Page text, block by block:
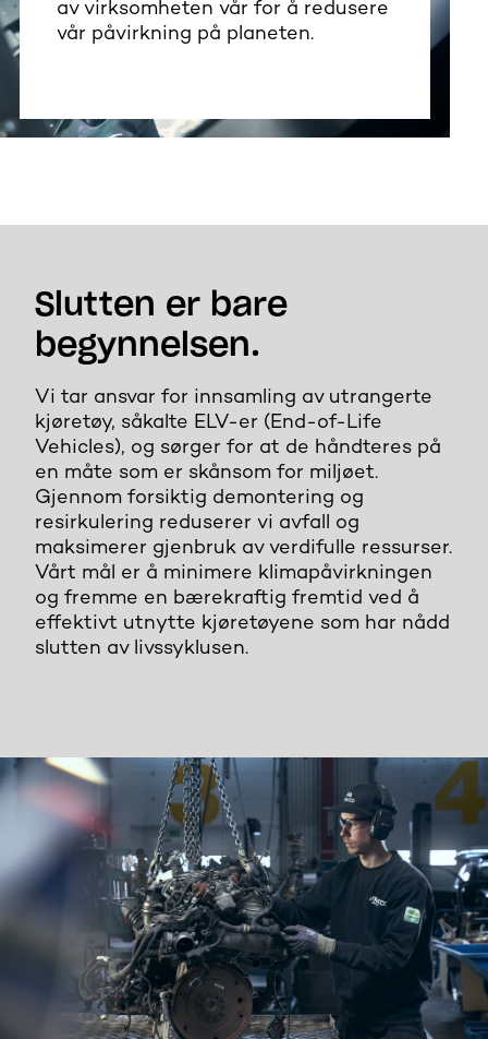
av virksomheten vår for å redusere
vår påvirkning på planeten.
Slutten er bare
begynnelsen.
Vi tar ansvar for innsamling av utrangerte
kjøretøy, såkalte ELV-er (End-of-Life
Vehicles), og sørger for at de håndteres på
en måte som er skånsom for miljøet.
Gjennom forsiktig demontering og
resirkulering reduserer vi avfall og
maksimerer gjenbruk av verdifulle ressurser.
Vårt mål er å minimere klimapåvirkningen
og fremme en bærekraftig fremtid ved å
effektivt utnytte kjøretøyene som har nådd
slutten av livssyklusen.